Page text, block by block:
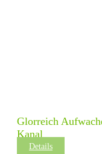
Glorreich
Kanal
Details